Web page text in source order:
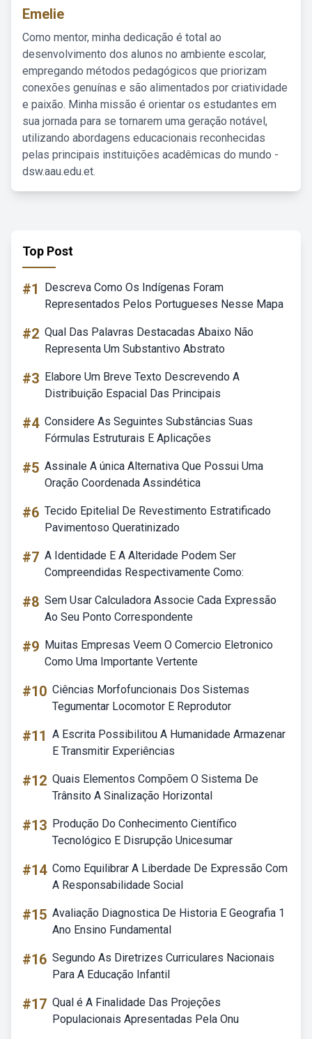
Emelie
Como mentor, minha dedicação é total ao
desenvolvimento dos alunos no ambiente escolar,
empregando métodos pedagógicos que priorizam
conexões genuínas e são alimentados por criatividade
e paixão. Minha missão é orientar os estudantes em
sua jornada para se tornarem uma geração notável,
utilizando abordagens educacionais reconhecidas
pelas principais instituições acadêmicas do mundo -
dsw.aau.edu.et.
Top Post
#1
Descreva Como Os Indígenas Foram
Representados Pelos Portugueses Nesse Mapa
#2 Qual Das Palavras Destacadas Abaixo Não
Representa Um Substantivo Abstrato
#3 Elabore Um Breve Texto Descrevendo A
Distribuição Espacial Das Principais
#4 Considere As Seguintes Substâncias Suas
Fórmulas Estruturais E Aplicações
#5 Assinale A única Alternativa Que Possui Uma
Oração Coordenada Assindética
#6 Tecido Epitelial De Revestimento Estratificado
Pavimentoso Queratinizado
#7 A Identidade E A Alteridade Podem Ser
Compreendidas Respectivamente Como:
#8 Sem Usar Calculadora Associe Cada Expressão
Ao Seu Ponto Correspondente
#9 Muitas Empresas Veem O Comercio Eletronico
Como Uma Importante Vertente
#10 Ciências Morfofuncionais Dos Sistemas
Tegumentar Locomotor E Reprodutor
#11 A Escrita Possibilitou A Humanidade Armazenar
E Transmitir Experiências
#12 Quais Elementos Compõem O Sistema De
Trânsito A Sinalização Horizontal
#13 Produção Do Conhecimento Científico
Tecnológico E Disrupção Unicesumar
#14 Como Equilibrar A Liberdade De Expressão Com
A Responsabilidade Social
#15 Avaliação Diagnostica De Historia E Geografia 1
Ano Ensino Fundamental
#16 Segundo As Diretrizes Curriculares Nacionais
Para A Educação Infantil
#17 Qual é A Finalidade Das Projeções
Populacionais Apresentadas Pela Onu